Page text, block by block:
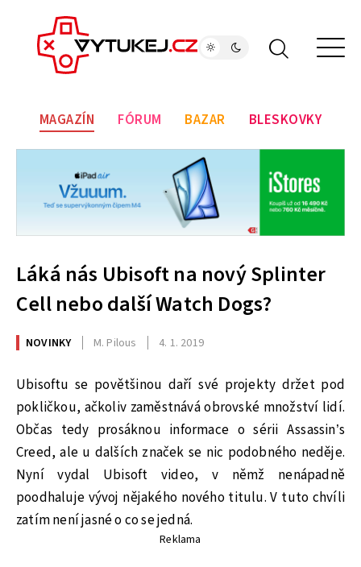
MAGAZÍN FÓRUM BAZAR BLESKOVKY
Láká nás Ubisoft na nový Splinter
Cell nebo další Watch Dogs?
NOVINKY M. Pilous 4. 1. 2019
Ubisoftu se povětšinou daří své projekty držet pod
pokličkou, ačkoliv zaměstnává obrovské množství lidí.
Občas tedy prosáknou informace o sérii Assassin’s
Creed, ale u dalších značek se nic podobného neděje.
Nyní vydal Ubisoft video, v němž nenápadně
poodhaluje vývoj nějakého nového titulu. V tuto chvíli
zatím není jasné o co se jedná.
Reklama